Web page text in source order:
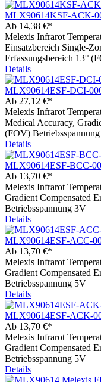
MLX90614KSF-ACK-
Ab 14,38 €*
Melexis Infrarot
Einsatzbereich Single-
Erfassungsbereich 13°
Details
MLX90614ESF-DCI-
Ab 27,12 €*
Melexis Infrarot
Medical Accuracy,
(FOV)
Details
MLX90614ESF-BCC-
Ab 13,70 €*
Melexis Infrarot
Gradient Compensated
Betriebsspannung 3V
Details
MLX90614ESF-ACC-
Ab 13,70 €*
Melexis Infrarot
Gradient Compensated
Betriebsspannung 5V
Details
MLX90614ESF-ACK-
Ab 13,70 €*
Melexis Infrarot
Gradient Compensated
Betriebsspannung 5V
Details